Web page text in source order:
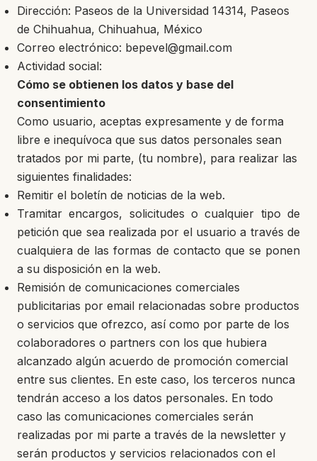
Dirección: Paseos de la Universidad 14314, Paseos
de Chihuahua, Chihuahua, México
Correo electrónico: bepevel@gmail.com
Actividad social:
Cómo se obtienen los datos y base del
consentimiento
Como usuario, aceptas expresamente y de forma
libre e inequívoca que sus datos personales sean
tratados por mi parte, (tu nombre), para realizar las
siguientes finalidades:
Remitir el boletín de noticias de la web.
Tramitar encargos, solicitudes o cualquier tipo de
petición que sea realizada por el usuario a través de
cualquiera de las formas de contacto que se ponen
a su disposición en la web.
Remisión de comunicaciones comerciales
publicitarias por email relacionadas sobre productos
o servicios que ofrezco, así como por parte de los
colaboradores o partners con los que hubiera
alcanzado algún acuerdo de promoción comercial
entre sus clientes. En este caso, los terceros nunca
tendrán acceso a los datos personales. En todo
caso las comunicaciones comerciales serán
realizadas por mi parte a través de la newsletter y
serán productos y servicios relacionados con el